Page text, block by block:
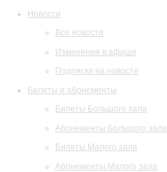
Новости
Все новости
Изменения в афише
Подписка на новости
Билеты и абонементы
Билеты Большого зала
Абонементы Большого зала
Билеты Малого зала
Абонементы Малого зала